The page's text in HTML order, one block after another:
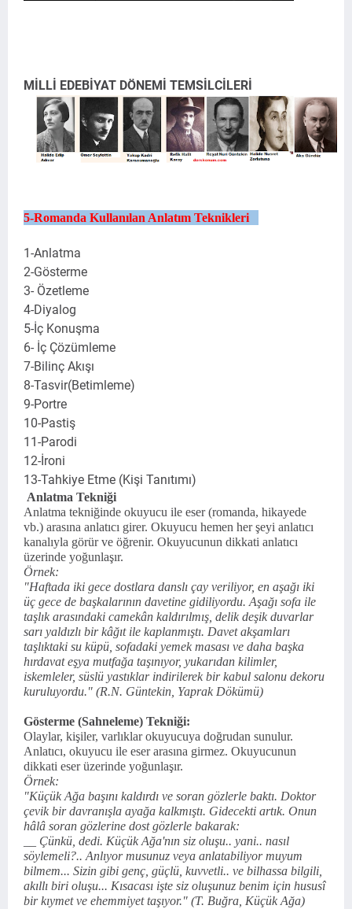
MİLLİ EDEBİYAT DÖNEMİ TEMSİLCİLERİ
5-Romanda Kullanılan Anlatım Teknikleri
1-Anlatma
2-Gösterme
3- Özetleme
4-Diyalog
5-İç Konuşma
6- İç Çözümleme
7-Bilinç Akışı
8-Tasvir(Betimleme)
9-Portre
10-Pastiş
11-Parodi
12-İroni
13-Tahkiye Etme (Kişi Tanıtımı)
Anlatma Tekniği
Anlatma tekniğinde okuyucu ile eser (romanda, hikayede
vb.) arasına anlatıcı girer. Okuyucu hemen her şeyi anlatıcı
kanalıyla görür ve öğrenir. Okuyucunun dikkati anlatıcı
üzerinde yoğunlaşır.
Örnek:
"Haftada iki gece dostlara danslı çay veriliyor, en aşağı iki
üç gece de başkalarının davetine gidiliyordu. Aşağı sofa ile
taşlık arasındaki camekân kaldırılmış, delik deşik duvarlar
sarı yaldızlı bir kâğıt ile kaplanmıştı. Davet akşamları
taşlıktaki su küpü, sofadaki yemek masası ve daha başka
hırdavat eşya mutfağa taşınıyor, yukarıdan kilimler,
iskemleler, süslü yastıklar indirilerek bir kabul salonu dekoru
kuruluyordu." (R.N. Güntekin, Yaprak Dökümü)
Gösterme (Sahneleme) Tekniği:
Olaylar, kişiler, varlıklar okuyucuya doğrudan sunulur.
Anlatıcı, okuyucu ile eser arasına girmez. Okuyucunun
dikkati eser üzerinde yoğunlaşır.
Örnek:
"Küçük Ağa başını kaldırdı ve soran gözlerle baktı. Doktor
çevik bir davranışla ayağa kalkmıştı. Gidecekti artık. Onun
hâlâ soran gözlerine dost gözlerle bakarak:
__ Çünkü, dedi. Küçük Ağa'nın siz oluşu.. yani.. nasıl
söylemeli?.. Anlıyor musunuz veya anlatabiliyor muyum
bilmem... Sizin gibi genç, güçlü, kuvvetli.. ve bilhassa bilgili,
akıllı biri oluşu... Kısacası işte siz oluşunuz benim için hususî
bir kıymet ve ehemmiyet taşıyor." (T. Buğra, Küçük Ağa)